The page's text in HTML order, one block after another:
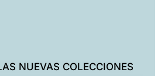
NUEVAS COLECCIONES